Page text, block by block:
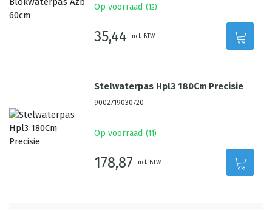
Op voorraad (12)
35,44 incl. BTW
Stelwaterpas Hpl3 180Cm Precisie
9002719030720
Op voorraad (11 )
178,87 incl. BTW